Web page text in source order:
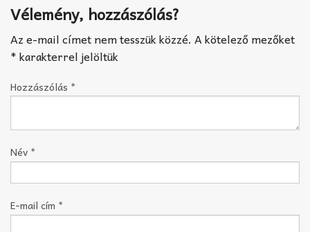
Vélemény, hozzászólás?
Az e-mail címet nem tesszük közzé. A kötelező mezőket
*karakterrel jelöltük
Hozzászólás *
Név *
E-mail cím *